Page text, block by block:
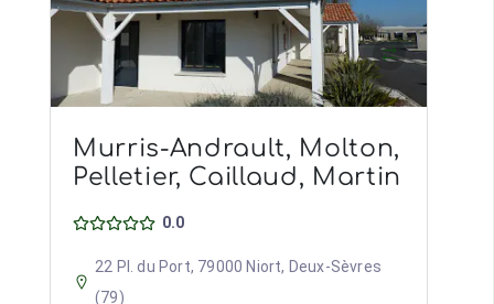
Murris-Andrault, Molton,
Pelletier, Caillaud, Martin
0.0
22 Pl. du Port, 79000 Niort, Deux-Sèvres
(79)